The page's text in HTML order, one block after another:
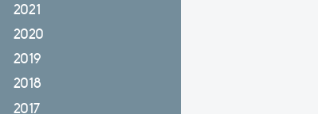
2021
2020
2019
2018
2017